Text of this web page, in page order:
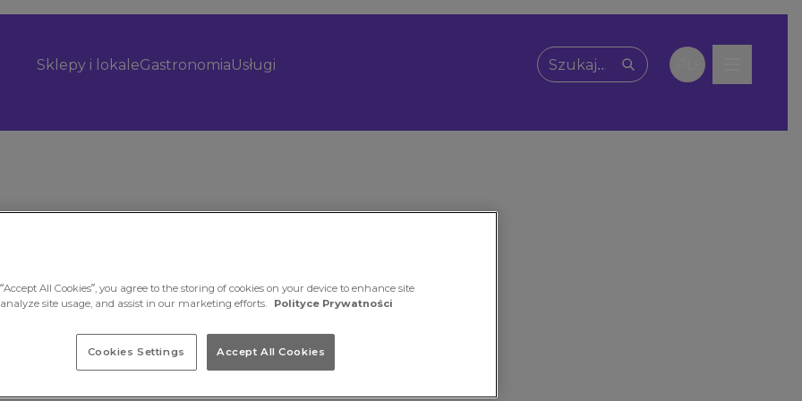
Sklepy i lokaleGastronomiaUsługi
Wpisz, czego szukasz
wnętrzu.
All Cookies”, you agree to the storing of cookies on your device to enhance site
site usage, and assist in our marketing efforts.
Polityce Prywatności
Cookies Settings Accept All Cookies